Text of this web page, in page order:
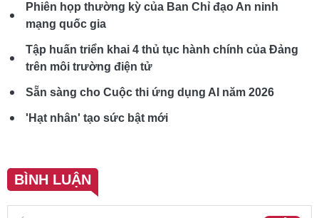
Phiên họp thường kỳ của Ban Chỉ đạo An ninh
mạng quốc gia
Tập huấn triển khai 4 thủ tục hành chính của Đảng
trên môi trường điện tử
Sẵn sàng cho Cuộc thi ứng dụng AI năm 2026
'Hạt nhân' tạo sức bật mới
BÌNH LUẬN